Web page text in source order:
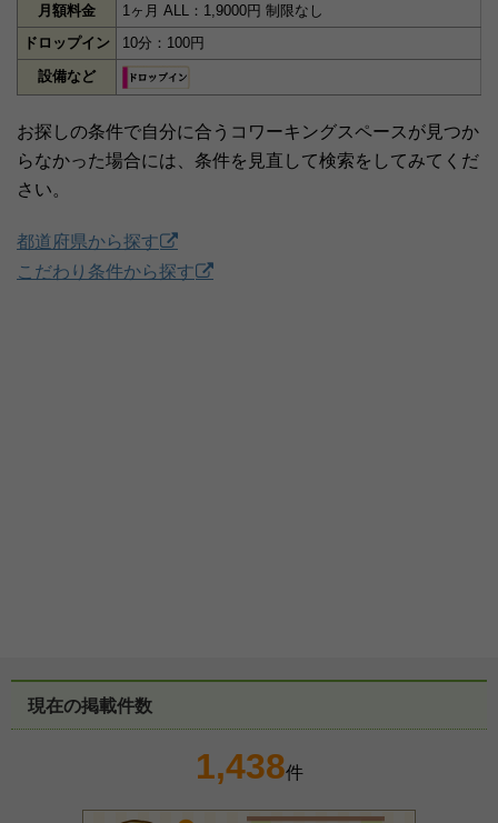
月額料金
1ヶ月 ALL：1,9000円 制限なし
ドロップイン
10分：100円
設備など
お探しの条件で自分に合うコワーキングスペースが見つか
らなかった場合には、条件を見直して検索をしてみてくだ
さい。
都道府県から探す
こだわり条件から探す
現在の掲載件数
1,438件